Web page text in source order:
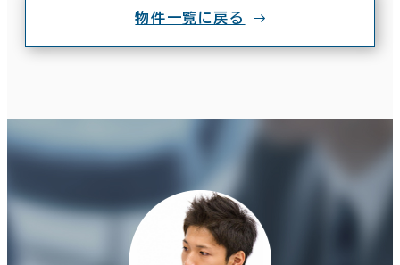
物件一覧に戻る